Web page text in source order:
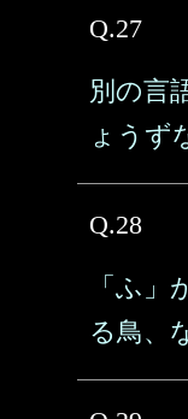
Q.27
別の言
ょうず
Q.28
「ふ
る鳥、